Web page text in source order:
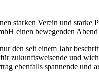
starken Verein und starke
einen bewegenden Abend
den seit einem Jahr
zukunftsweisende und
ebenfalls spannende